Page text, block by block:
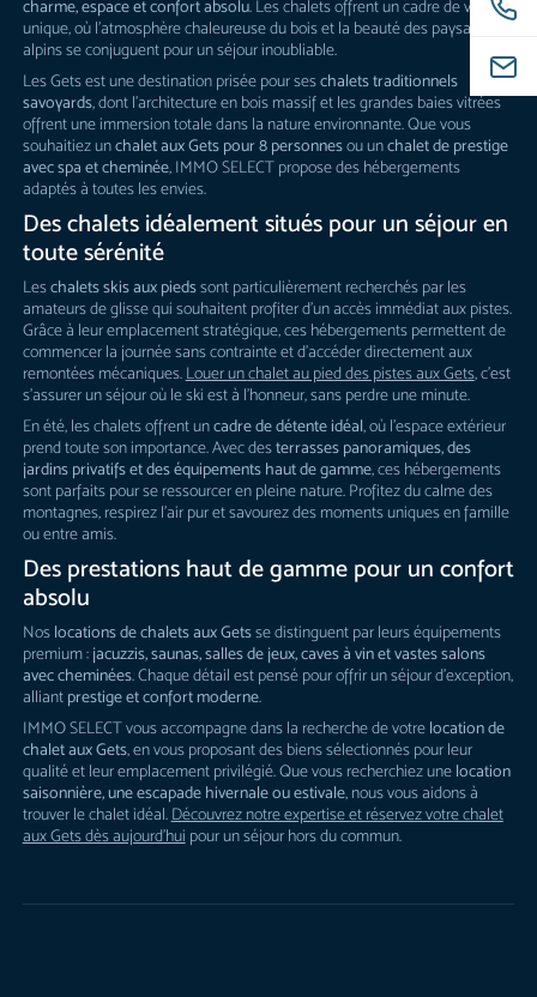
charme, espace et confort absolu. Les chalets offrent un cadre de vie
unique, où l’atmosphère chaleureuse du bois et la beauté des paysages
alpins se conjuguent pour un séjour inoubliable.
Les Gets est une destination prisée pour seschalets traditionnels
savoyards, dont l’architecture en bois massif et les grandes baies vitrées
offrent une immersion totale dans la nature environnante. Que vous
souhaitiez unchalet aux Gets pour 8 personnesou unchalet de prestige
avec spa et cheminée, IMMO SELECT propose des hébergements
adaptés à toutes les envies.
Des chalets idéalement situés pour un séjour en
toute sérénité
Leschalets skis aux piedssont particulièrement recherchés par les
amateurs de glisse qui souhaitent profiter d’un accès immédiat aux pistes.
Grâce à leur emplacement stratégique, ces hébergements permettent de
commencer la journée sans contrainte et d’accéder directement aux
remontées mécaniques. Louer unchalet au pied des pistes aux Gets, c’est
s’assurer un séjour où le ski est à l’honneur, sans perdre une minute.
En été, les chalets offrent uncadre de détente idéal , où l’espace extérieur
prend toute son importance. Avec desterrasses panoramiques, des
jardins privatifs et des équipements haut de gamme, ces hébergements
sont parfaits pour se ressourcer en pleine nature. Profitez du calme des
montagnes, respirez l’air pur et savourez des moments uniques en famille
ou entre amis.
Des prestations haut de gamme pour un confort
absolu
Nos locations de chalets aux Getsse distinguent par leurs équipements
premium : jacuzzis, saunas, salles de jeux, caves à vin et vastes salons
avec cheminées. Chaque détail est pensé pour offrir un séjour d’exception,
alliant prestige et confort moderne.
IMMO SELECT vous accompagne dans la recherche de votre location de
chalet aux Gets, en vous proposant des biens sélectionnés pour leur
qualité et leur emplacement privilégié. Que vous recherchiez une location
saisonnière, une escapade hivernale ou estivale, nous vous aidons à
trouver le chalet idéal. Découvrez notre expertise et réservez votre chalet
aux Gets dès aujourd’hui pour un séjour hors du commun.